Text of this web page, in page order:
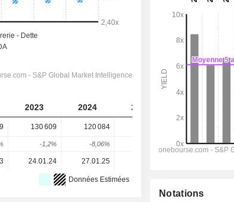
2023 2024 2025 2026
130 609 120 084 145 676
-1,2% -8,06% 24,12%
24.01.24 27.01.25
Données Estimées
Notations